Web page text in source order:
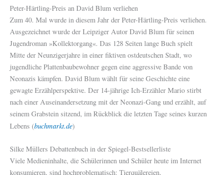
Peter-Härtling-Preis an David Blum verliehen
Zum 40. Mal wurde in diesem Jahr der Peter-Härtling-Preis verliehen.
Ausgezeichnet wurde der Leipziger Autor David Blum für seinen
Jugendroman »Kollektorgang«. Das 128 Seiten lange Buch spielt
Mitte der Neunzigerjahre in einer fiktiven ostdeutschen Stadt, wo
jugendliche Plattenbaubewohner gegen eine aggressive Bande von
Neonazis kämpfen. David Blum wählt für seine Geschichte eine
gewagte Erzählperspektive. Der 14-jährige Ich-Erzähler Mario stirbt
nach einer Auseinandersetzung mit der Neonazi-Gang und erzählt, auf
seinem Grabstein sitzend, im Rückblick die letzten Tage seines kurzen
Lebens (buchmarkt.de)
Silke Müllers Debattenbuch in der Spiegel-Bestsellerliste
Viele Medieninhalte, die Schülerinnen und Schüler heute im Internet
konsumieren, sind hochproblematisch: Tierquälereien,